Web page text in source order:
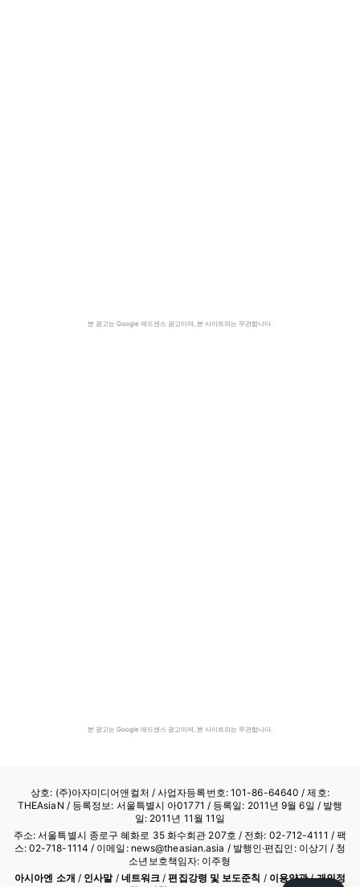
본 광고는 Google 애드센스 광고이며, 본 사이트와는 무관합니다.
본 광고는 Google 애드센스 광고이며, 본 사이트와는 무관합니다.
상호: (주)아자미디어앤컬처 /사업자등록번호: 101-86-64640 / 제호:
THEAsiaN / 등록정보: 서울특별시 아01771 / 등록일: 2011년 9월 6일 / 발행
일: 2011년 11월 11일
주소: 서울특별시 종로구 혜화로 35 화수회관 207호 / 전화: 02-712-4111 / 팩
스: 02-718-1114 / 이메일: news@theasian.asia / 발행인·편집인: 이상기 / 청
소년보호책임자: 이주형
아시아엔 소개 / 인사말/ 네트워크 /편집강령 및 보도준칙 / 이용약관/개인정